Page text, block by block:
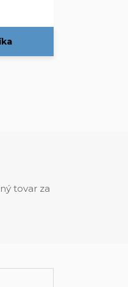
tovar za